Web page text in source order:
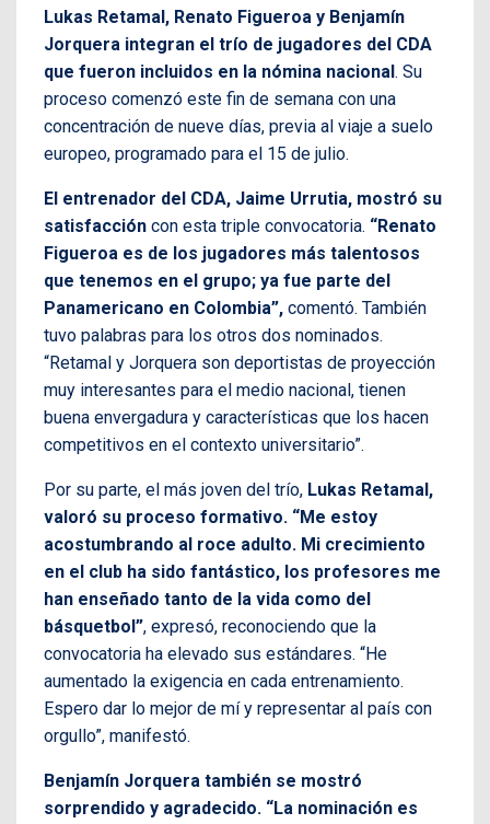
Lukas Retamal, Renato Figueroa y Benjamín
Jorquera integran el trío de jugadores del CDA
que fueron incluidos en la nómina nacional . Su
proceso comenzó este fin de semana con una
concentración de nueve días, previa al viaje a suelo
europeo, programado para el 15 de julio.
El entrenador del CDA, Jaime Urrutia, mostró su
satisfacción con esta triple convocatoria. “Renato
Figueroa es de los jugadores más talentosos
que tenemos en el grupo; ya fue parte del
Panamericano en Colombia”, comentó. También
tuvo palabras para los otros dos nominados.
“Retamal y Jorquera son deportistas de proyección
muy interesantes para el medio nacional, tienen
buena envergadura y características que los hacen
competitivos en el contexto universitario”.
Por su parte, el más joven del trío, Lukas Retamal,
valoró su proceso formativo. “Me estoy
acostumbrando al roce adulto. Mi crecimiento
en el club ha sido fantástico, los profesores me
han enseñado tanto de la vida como del
básquetbol”, expresó, reconociendo que la
convocatoria ha elevado sus estándares. “He
aumentado la exigencia en cada entrenamiento.
Espero dar lo mejor de mí y representar al país con
orgullo”, manifestó.
Benjamín Jorquera también se mostró
sorprendido y agradecido. “La nominación es